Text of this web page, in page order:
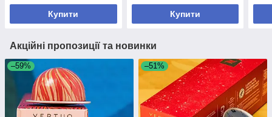
Купити Купити
Акційні пропозиції та новинки
–59% –51%